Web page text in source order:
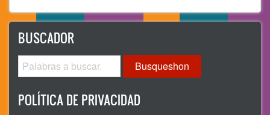
BUSCADOR
Busqueshon
POLÍTICA DE PRIVACIDAD